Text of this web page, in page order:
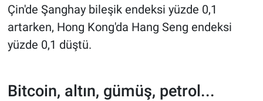
Çin'de Şanghay bileşik endeksi yüzde 0,1
artarken, Hong Kong'da Hang Seng endeksi
yüzde 0,1 düştü.
Bitcoin, altın, gümüş, petrol...